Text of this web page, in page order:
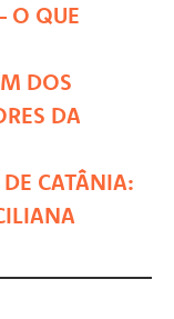
O QUE
DOS
DA
CATÂNIA: